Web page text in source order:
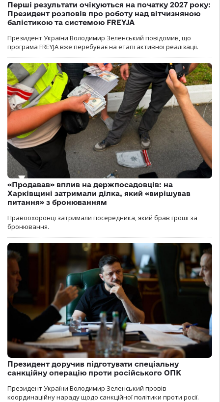
Перші результати очікуються на початку 2027 року:
Президент розповів про роботу над вітчизняною
балістикою та системою FREYJA
Президент України Володимир Зеленський повідомив, що
програма FREYJA вже перебуває на етапі активної реалізації.
«Продавав» вплив на держпосадовців: на
Харківщині затримали ділка, який «вирішував
питання» з бронюванням
Правоохоронці затримали посередника, який брав гроші за
бронювання.
Президент доручив підготувати спеціальну
санкційну операцію проти російського ОПК
Президент України Володимир Зеленський провів
координаційну нараду щодо санкційної політики проти росії.